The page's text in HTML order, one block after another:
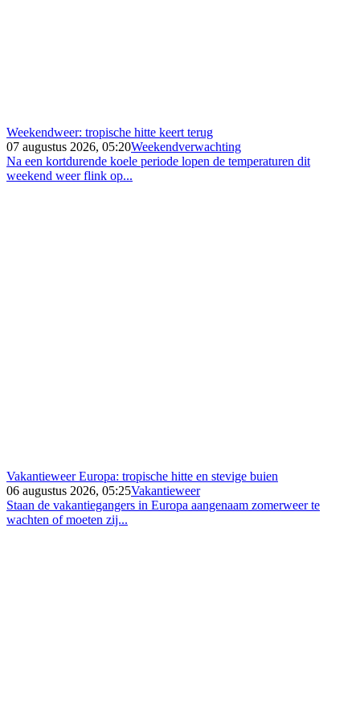
Weekendweer: tropische hitte keert terug
07 augustus 2026, 05:20Weekendverwachting
Na een kortdurende koele periode lopen de temperaturen dit
weekend weer flink op...
Vakantieweer Europa: tropische hitte en stevige buien
06 augustus 2026, 05:25Vakantieweer
Staan de vakantiegangers in Europa aangenaam zomerweer te
wachten of moeten zij...